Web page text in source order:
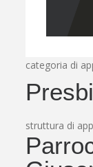
categoria di
struttura di